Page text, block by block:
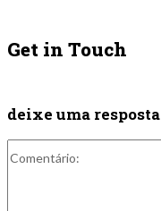
Get in Touch
deixe uma resposta